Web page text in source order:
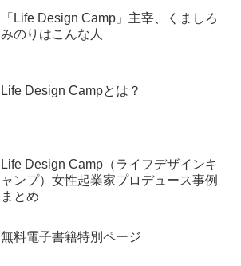
「Life Design Camp」主宰、くましろ
みのりはこんな人
Life Design Campとは？
Life Design Camp（ライフデザインキ
ャンプ）女性起業家プロデュース事例
まとめ
無料電子書籍特別ページ